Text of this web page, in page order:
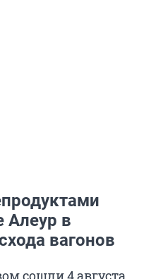
Алеур в
вагонов
сошли 4 августа.